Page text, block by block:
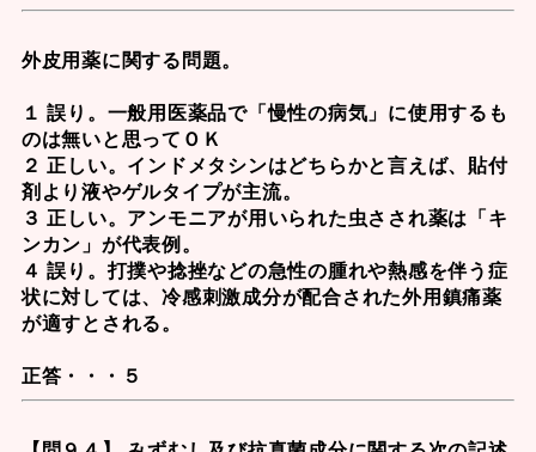
外皮用薬に関する問題。
１ 誤り。一般用医薬品で「慢性の病気」に使用するも
のは無いと思ってＯＫ
２ 正しい。 インドメタシンはどちらかと言えば、貼付
剤より液やゲルタイプが主流。
３ 正しい。 アンモニアが用いられた虫さされ薬は「キ
ンカン」が代表例。
４ 誤り。打撲や捻挫などの急性の腫れや熱感を伴う症
状に対しては、冷感刺激成分が配合された外用鎮痛薬
が適すとされる。
正答・・・５